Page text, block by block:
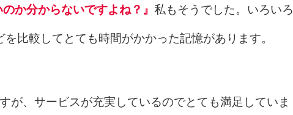
か分からないですよね？』 私もそうでした。いろいろ
比較してとても時間がかかった記憶があります。
が、サービスが充実しているのでとても満足していま